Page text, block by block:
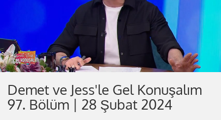
Demet ve Jess'le Gel Konuşalım
97. Bölüm | 28 Şubat 2024